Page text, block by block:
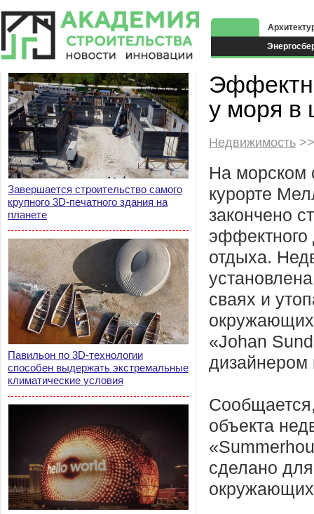
Завершается строительство самого
крупного 3D-печатного здания на
планете
Павильон по 3D-технологии
способен выдержать экстремальные
климатические условия
у моря в
Недвижимость
На морском
курорте
закончено
отдыха.
сваях и
«Johan
дизайнером
объекта
сделано
окружающих